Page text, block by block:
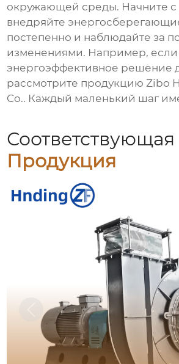
окружающей среды. Начните с
внедряйте
постепенно и наблюдайте за
изменениями. Например,
энергоэффективное решение
рассмотрите продукциюZibo
Co.. Каждый маленький шаг
Соответствующая
Продукция